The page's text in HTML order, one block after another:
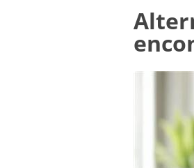
Alternativas a Superprof: mejores plataformas para